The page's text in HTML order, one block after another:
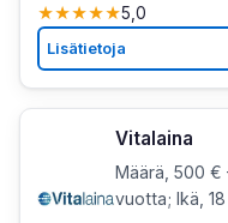
★★★★★5,0
Lisätietoja
Vitalaina
Määrä, 500 €
vuotta; Ikä,